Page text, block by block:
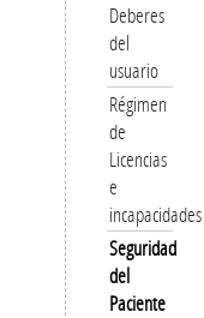
Deberes
del
usuario
Régimen
de
Licencias
e
incapacidades
Seguridad
del
Paciente